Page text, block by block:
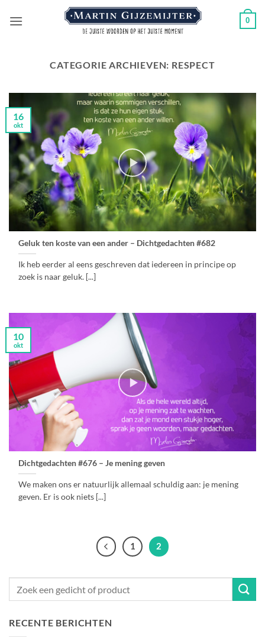
naar
0
CATEGORIE ARCHIEVEN: RESPECT
Geluk ten koste van een ander – Dichtgedachten #682
Ik heb eerder al eens geschreven dat iedereen in principe op
zoek is naar geluk. [...]
16
okt
Dichtgedachten #676 – Je mening geven
We maken ons er natuurlijk allemaal schuldig aan: je mening
geven. Er is ook niets [...]
10
okt
1 2
RECENTE BERICHTEN